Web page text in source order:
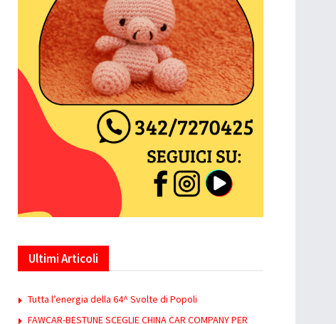
Ultimi Articoli
Tutta l’energia della 64^ Svolte di Popoli
FAWCAR-BESTUNE SCEGLIE CHINA CAR COMPANY PER